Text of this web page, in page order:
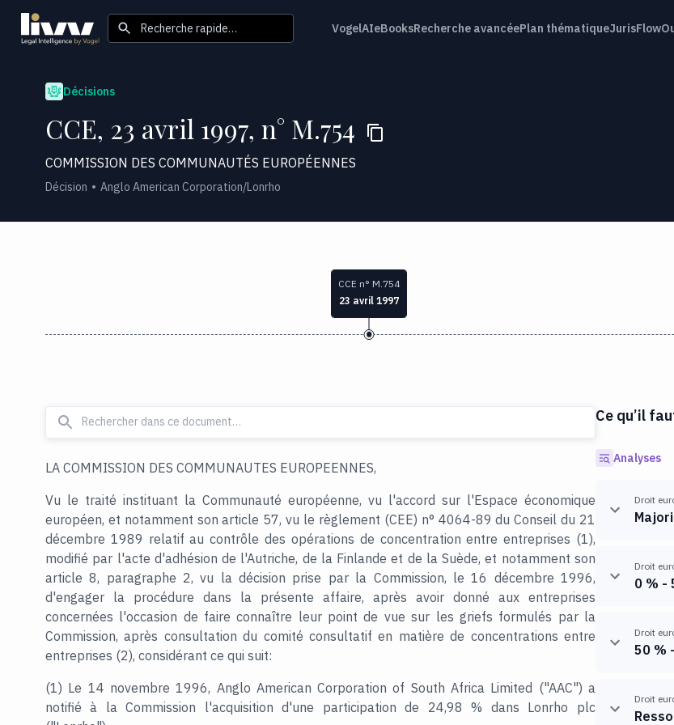
Recherche rapide… VogelAIeBooksRecherche avancéePlan thématiqueJurisFlow
Décisions
CCE, 23 avril 1997, n° M.754
COMMISSION DES COMMUNAUTÉS EUROPÉENNES
Décision Anglo American Corporation/Lonrho
CCE n° M.754
23 avril 1997
LA COMMISSION DES COMMUNAUTES EUROPEENNES,
Vu le traité instituant la Communauté européenne, vu l'accord sur l'Espace économique
européen, et notamment son article 57, vu le règlement (CEE) n° 4064-89 du Conseil du 21
décembre 1989 relatif au contrôle des opérations de concentration entre entreprises (1),
modifié par l'acte d'adhésion de l'Autriche, de la Finlande et de la Suède, et notamment son
article 8, paragraphe 2, vu la décision prise par la Commission, le 16 décembre 1996,
d'engager la procédure dans la présente affaire, après avoir donné aux entreprises
concernées l'occasion de faire connaître leur point de vue sur les griefs formulés par la
Commission, après consultation du comité consultatif en matière de concentrations entre
entreprises (2), considérant ce qui suit:
(1) Le 14 novembre 1996, Anglo American Corporation of South Africa Limited ("AAC") a
notifié à la Commission l'acquisition d'une participation de 24,98 % dans Lonrho plc
Ce qu’il
Analyses
Droit
Droit
0 % -
Droit
50 %
Droit